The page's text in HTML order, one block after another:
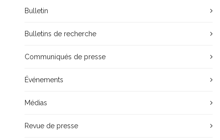
Bulletin
Bulletins de recherche
Communiqués de presse
Événements
Médias
Revue de presse